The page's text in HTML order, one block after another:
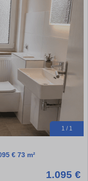
1 / 1
€ 73 m²
1.095 €